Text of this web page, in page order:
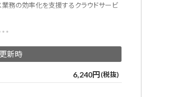
業務の効率化を支援するクラウドサービ
ンジャーに集約し、「1つのデータベー
新時
6,240円(税抜)